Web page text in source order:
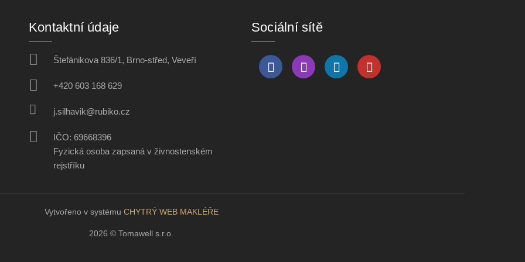
Kontaktní údaje
Štefánikova 836/1, Brno-střed, Veveří
+420 603 168 629
j.silhavik@rubiko.cz
IČO: 69668396
Fyzická osoba zapsaná v živnostenském
rejstříku
Sociální sítě
Vytvořeno v systému CHYTRÝ WEB MAKLÉŘE
2026 © Tomawell s.r.o.